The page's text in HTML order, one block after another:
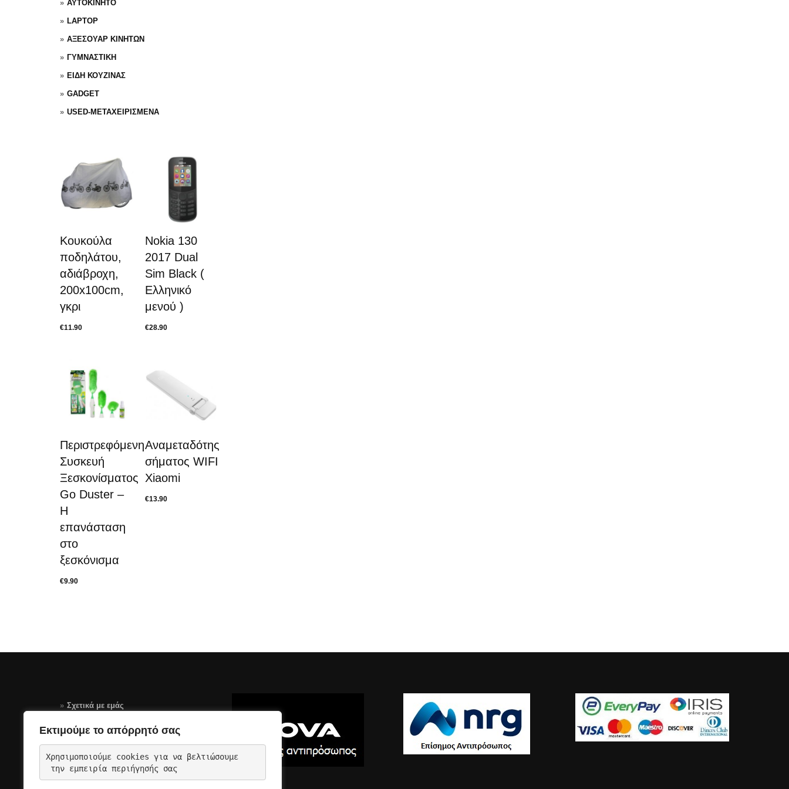
Εκτιμούμε το απόρρητό σας
Χρησιμοποιούμε cookies για να βελτιώσουμε
την εμπειρία περιήγησής σας
ΑΥΤΟΚΙΝΗΤΟ
LAPTOP
ΑΞΕΣΟΥΑΡ ΚΙΝΗΤΩΝ
ΓΥΜΝΑΣΤΙΚΗ
ΕΙΔΗ ΚΟΥΖΙΝΑΣ
GADGET
USED-ΜΕΤΑΧΕΙΡΙΣΜΕΝΑ
Κουκούλα
ποδηλάτου,
αδιάβροχη,
200x100cm,
γκρι
€11.90
Περιστρεφόμενη
Συσκευή
Ξεσκονίσματος
Go Duster –
Η
επανάσταση
στο
ξεσκόνισμα
€9.90
Nokia 130
2017 Dual
Sim Black (
Ελληνικό
μενού )
€28.90
Αναμεταδότης
σήματος WIFI
Xiaomi
€13.90
Σχετικά με εμάς
Τρόποι Πληρωμής
Όροι Χρήσης Σελίδας-GDPR
Επικοινωνια